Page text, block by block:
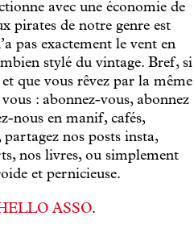
avec une économie de
pirates de notre genre est
pas exactement le vent en
stylé du vintage. Bref, si
que vous rêvez par la même
: abonnez-vous, abonnez
nous en manif, cafés,
nos posts insta,
nos livres, ou simplement
et pernicieuse.
ASSO.